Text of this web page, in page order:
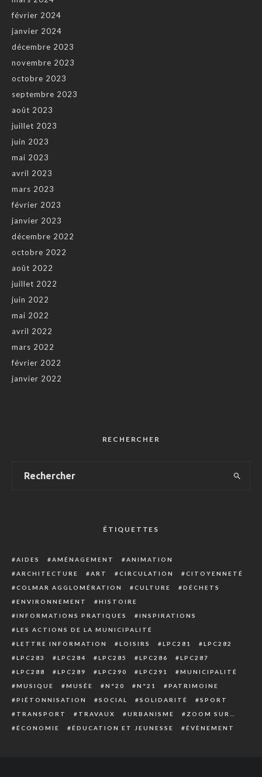
février 2024
janvier 2024
décembre 2023
novembre 2023
octobre 2023
septembre 2023
août 2023
juillet 2023
juin 2023
mai 2023
avril 2023
mars 2023
février 2023
janvier 2023
décembre 2022
octobre 2022
août 2022
juillet 2022
juin 2022
mai 2022
avril 2022
mars 2022
février 2022
janvier 2022
RECHERCHER
ÉTIQUETTES
AIDES AMÉNAGEMENT
ANIMATION
ARCHITECTURE
ART CIRCULATION
CITOYENNETÉ
COLMAR AGGLOMÉRATION
CULTURE
DÉCHETS
ENVIRONNEMENT
HISTOIRE
INFORMATIONS PRATIQUES
INSPIRATIONS
LES ACTIONS DE LA MUNICIPALITÉ
LETTRE INFORMATION
LOISIRS LPC281
LPC282
LPC283
LPC284 LPC285 LPC286
LPC287
LPC288
LPC289 LPC290 LPC291
MUNICIPALITÉ
MUSIQUE
MUSÉE N°20 N°21
PATRIMOINE
PIÉTONNISATION
SOCIAL SOLIDARITÉ
SPORT
TRANSPORT
TRAVAUX URBANISME
ZOOM SUR…
ÉCONOMIE
ÉDUCATION ET JEUNESSE ÉVÈNEMENT